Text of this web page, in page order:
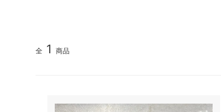
全 1 商品